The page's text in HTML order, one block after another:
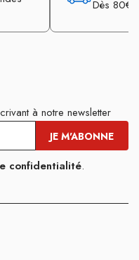
Dès 80€
à notre newsletter
confidentialité.